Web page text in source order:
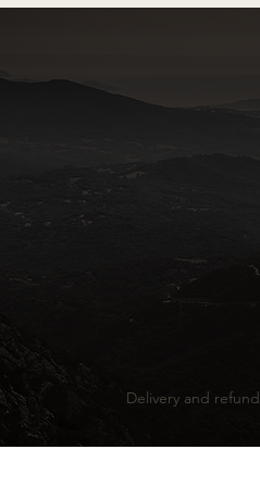
Delivery and refund